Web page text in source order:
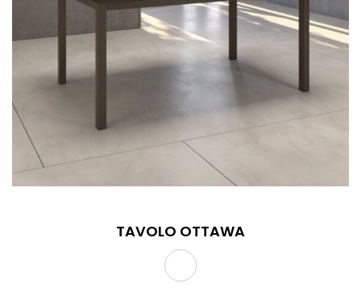
TAVOLO OTTAWA